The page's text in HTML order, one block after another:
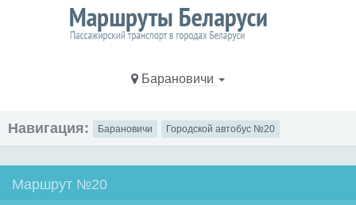
Барановичи
Навигация: Барановичи Городской автобус №20
Маршрут №20